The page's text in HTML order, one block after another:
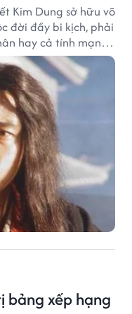
Kim Dung sở hữu võ
đời đầy bi kịch, phải
hay cả tính mạng,
bảng xếp hạng